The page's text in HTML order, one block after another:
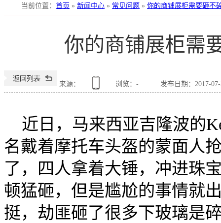
当前位置 ： 首页 » 新闻中心 » 常见问题 » 你的商铺展柜需要砸不
你的商铺展柜需
来源： 浏览： - 发布日期：2017-
近日，马来西亚吉隆波的
名戴着摩托车头盔的蒙面人
了，四人拿着大锤，冲进珠
顿猛砸，但是尴尬的事情就
挺，劫匪砸了很多下玻璃是